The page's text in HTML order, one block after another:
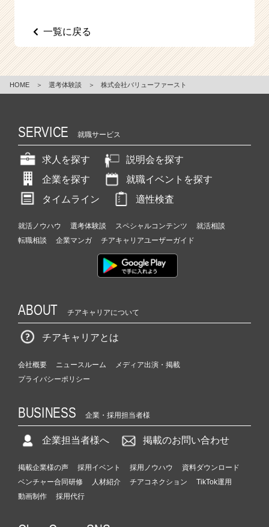
一覧に戻る
HOME ＞ 選考体験談 ＞ 株式会社バリューファースト
SERVICE 就職サービス
求人を探す
説明会を探す
企業を探す
就職イベントを探す
タイムライン
適性検査
就活ノウハウ 選考体験談 スペシャルコンテンツ
就活相談
転職相談
企業マンガ チアキャリアユーザーガイド
ABOUT チアキャリアについて
チアキャリアとは
会社概要 ニュースルーム
メディア出演・掲載
プライバシーポリシー
BUSINESS 企業・採用担当者様
企業担当者様へ 掲載のお問い合わせ
掲載企業様の声 採用イベント 採用ノウハウ
資料ダウンロード
ベンチャー合同研修
人材紹介 チアコネクション
TikTok運用
動画制作
採用代行